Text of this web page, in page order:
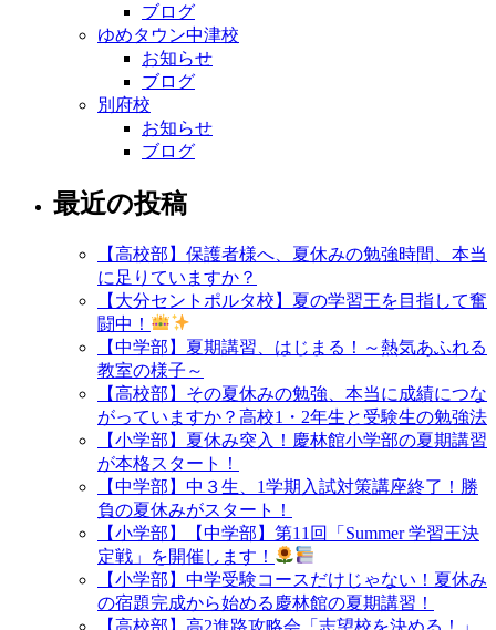
ブログ
ゆめタウン中津校
お知らせ
ブログ
別府校
お知らせ
ブログ
最近の投稿
【高校部】保護者様へ、夏休みの勉強時間、本当
に足りていますか？
【大分セントポルタ校】夏の学習王を目指して奮
闘中！
【中学部】夏期講習、はじまる！～熱気あふれる
教室の様子～
【高校部】その夏休みの勉強、本当に成績につな
がっていますか？高校1・2年生と受験生の勉強法
【小学部】夏休み突入！慶林館小学部の夏期講習
が本格スタート！
【中学部】中３生、1学期入試対策講座終了！勝
負の夏休みがスタート！
【小学部】【中学部】第11回「Summer 学習王決
定戦」を開催します！
【小学部】中学受験コースだけじゃない！夏休み
の宿題完成から始める慶林館の夏期講習！
【高校部】高2進路攻略会「志望校を決める！」